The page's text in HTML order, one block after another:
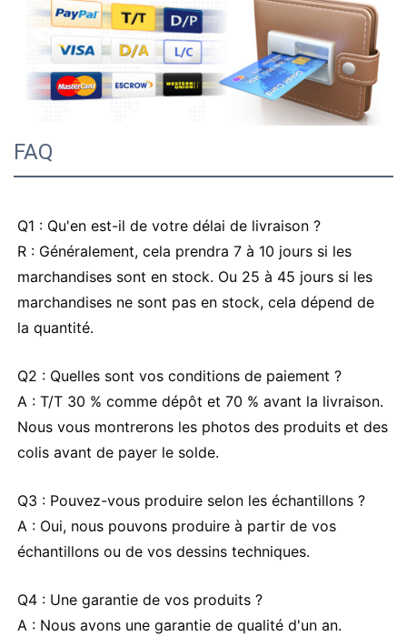
FAQ
Q1 : Qu'en est-il de votre délai de livraison ?
R : Généralement, cela prendra 7 à 10 jours si les
marchandises sont en stock. Ou 25 à 45 jours si les
marchandises ne sont pas en stock, cela dépend de
la quantité.
Q2 : Quelles sont vos conditions de paiement ?
A : T/T 30 % comme dépôt et 70 % avant la livraison.
Nous vous montrerons les photos des produits et des
colis avant de payer le solde.
Q3 : Pouvez-vous produire selon les échantillons ?
A : Oui, nous pouvons produire à partir de vos
échantillons ou de vos dessins techniques.
Q4 : Une garantie de vos produits ?
A : Nous avons une garantie de qualité d'un an.